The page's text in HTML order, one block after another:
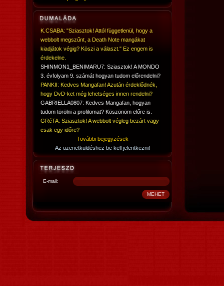
K.CSABA: "Sziasztok! Attól függetlenül, hogy a
webbolt megszűnt, a Death Note mangákat
kiadjátok végig? Köszi a választ." Ez engem is
érdekelne.
SHINMON1_BENIMARU7: Sziasztok! A MONDO
3. évfolyam 9. számát hogyan tudom előrendelni?
PANKII: Kedves Mangafan! Azután érdeklődnék,
hogy DvD-ket még lehetséges innen rendelni?
GABRIELLA0807: Kedves Mangafan, hogyan
tudom törölni a profilomat? Köszönöm előre is.
GRéTA: Sziasztok! A webbolt végleg bezárt vagy
csak egy időre?
További bejegyzések
Az üzenetküldéshez be kell jelentkezni!
E-mail: